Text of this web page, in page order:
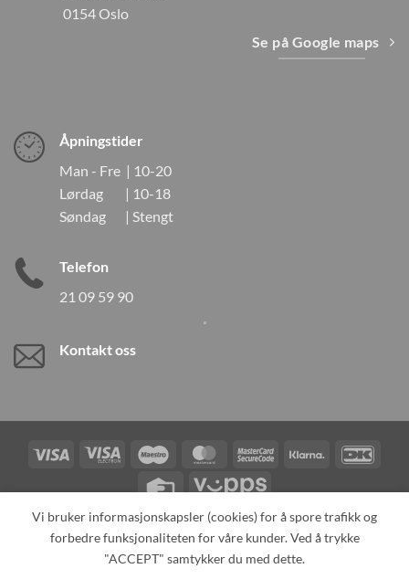
0154 Oslo
Se på Google maps
Åpningstider
Man - Fre | 10-20
Lørdag | 10-18
Søndag | Stengt
Telefon
21 09 59 90
Kontakt oss
Visa
Visa
Maestro MasterCardMasterCardKlarna
Credit
Vipps
TILBAKEKALLINGER KONTAKT OSS
OM OSS
SPESIALBESTILLING
MIN KONTO ALL PRODUCTS
Vi bruker informasjonskapsler (cookies) for å spore trafikk og
forbedre funksjonaliteten for våre kunder. Ved å trykke
"ACCEPT" samtykker du med dette.